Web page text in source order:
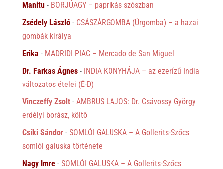
Manitu- BORJÚAGY – paprikás szószban
Zsédely László- CSÁSZÁRGOMBA (Úrgomba) – a hazai
gombák királya
Erika - MADRIDI PIAC – Mercado de San Miguel
Dr. Farkas Ágnes- INDIA KONYHÁJA – az ezerízű India
változatos ételei (É-D)
Vinczeffy Zsolt- AMBRUS LAJOS: Dr. Csávossy György
erdélyi borász, költő
Csíki Sándor- SOMLÓI GALUSKA – A Gollerits-Szőcs
somlói galuska története
Nagy Imre- SOMLÓI GALUSKA – A Gollerits-Szőcs